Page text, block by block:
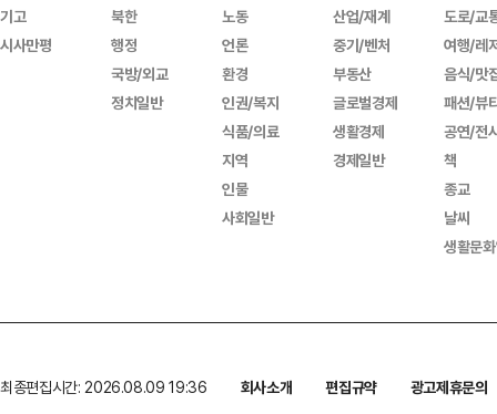
기고
시사만평
북한
행정
국방/외교
정치일반
노동
언론
환경
인권/복지
식품/의료
지역
인물
사회일반
산업/재계
중기/벤처
부동산
글로벌경제
생활경제
경제일반
도로/교
여행/레
음식/맛
패션/뷰
공연/전
책
종교
날씨
생활문
최종편집시간: 2026.08.09 19:36 회사소개 편집규약
광고제휴문의